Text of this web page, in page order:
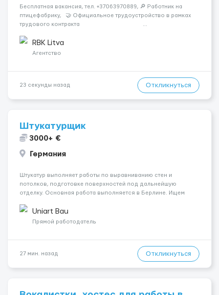
Бесплатная вакансия, тел. +37063970889, 🔎 Работник на
птицефабрику, 🤝 Официальное трудоустройство в рамках
трудового контракта ...
RBK Litva
Агентство
23 секунды назад Откликнуться
Штукатурщик
3000+ €
Германия
Штукатур выполняет работы по выравниванию стен и
потолков, подготовке поверхностей под дальнейшую
отделку. Основная работа выполняется в Берлине. Ищем
специалистов с подтверждённым опытом и портфолио.
Обязанности Подготовка оснований ...
Uniart Bau
Прямой работодатель
27 мин. назад Откликнуться